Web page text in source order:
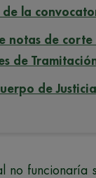
de la
notas de corte
de
de
no funcionaría